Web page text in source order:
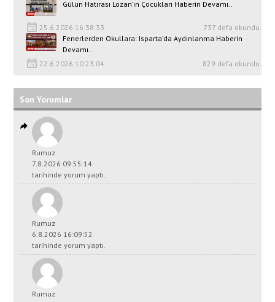
Gülün Hatırası Lozan’ın Çocukları Haberin Devamı..
25.6.2026 16:38:33
737 defa okundu.
Fenerlerden Okullara: Isparta’da Aydınlanma Haberin
Devamı..
22.6.2026 10:23:04
829 defa okundu.
Son Yorumlar
Rumuz
7.8.2026 09:55:14
tarihinde yorum yaptı.
Rumuz
6.8.2026 16:09:52
tarihinde yorum yaptı.
Rumuz